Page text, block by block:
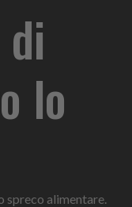
lo
spreco alimentare.